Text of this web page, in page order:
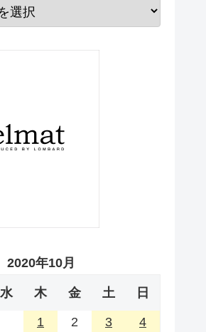
2020年10月
水 木 金 土 日
1 2 3 4